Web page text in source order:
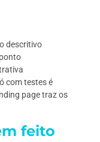
descritivo
com testes é
page traz os
feito